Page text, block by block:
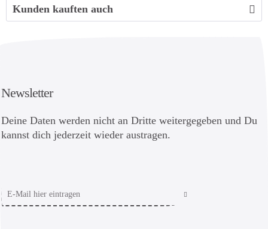
Kunden kauften auch
Newsletter
Deine Daten werden nicht an Dritte weitergegeben und Du
kannst dich jederzeit wieder austragen.